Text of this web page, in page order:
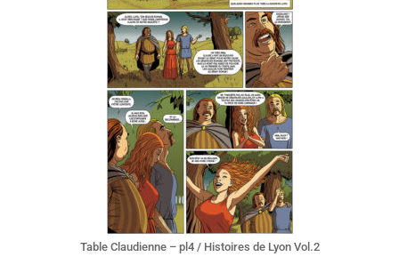
Table Claudienne – pl4 / Histoires de Lyon Vol.2